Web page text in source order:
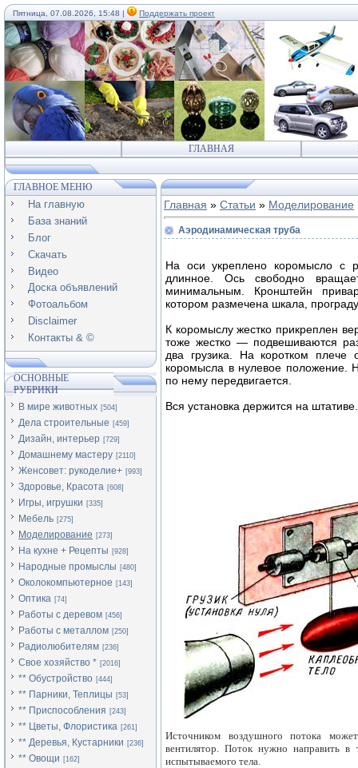
Пятница, 07.08.2026, 15:48 | Поддержать проект
ГЛАВНАЯ
ГЛАВНОЕ МЕНЮ
На главную
База знаний
Блог
Скачать
Видео
Доска объявлений
Фотоальбом
Disclaimer
Контакты & ©
ОСНОВНЫЕ
РУБРИКИ
В мире животных [504]
Дела строительные [459]
Дизайн, интерьер [729]
Домашнему мастеру [2110]
Женсовет: рукоделие+ [993]
Здоровье, Красота [608]
Игры, игрушки [335]
Мебель [275]
Моделирование [273]
На кухне + Рецепты [928]
Народные промыслы [480]
Околокомпьютерное [143]
Оптика [74]
Работы с деревом [456]
Работы с металлом [250]
Радиолюбителям [236]
Свое хозяйство * [2016]
** Обустройство [444]
** Парники, Теплицы [53]
** Приспособления [243]
** Цветы, Флористика [261]
** Деревья, Кустарники [236]
** Овощи [162]
Главная » Статьи » Моделирование
Аэродинамическая труба
На оси укреплено коромысло с
длинное. Ось свободно
минимальным. Кронштейн
котором размечена шкала,
К коромыслу жестко прикреплен
тоже жестко — подвешиваются
два грузика. На коротком
коромысла в нулевое положение.
по нему передвигается.
Вся установка держится на штативе.
Источником воздушного потока
вентилятор. Поток нужно направить в
испытываемого тела.